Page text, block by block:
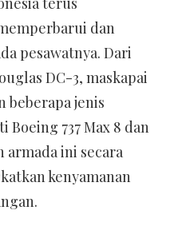
dan
pesawatnya. Dari
DC-3, maskapai
beberapa jenis
737 Max 8 dan
armada ini secara
kenyamanan